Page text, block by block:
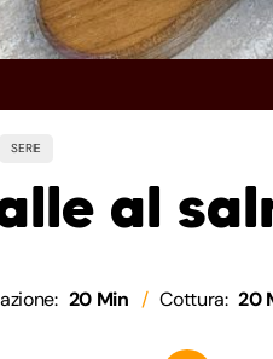
SERIE
al
20 Min Cottura: 20